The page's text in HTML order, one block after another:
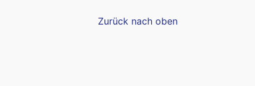
Zurück nach oben